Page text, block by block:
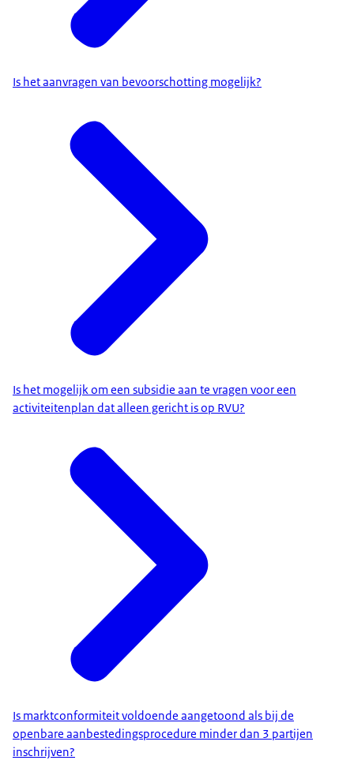
Is het aanvragen van bevoorschotting mogelijk?
Is het mogelijk om een subsidie aan te vragen voor een
activiteitenplan dat alleen gericht is op RVU?
Is marktconformiteit voldoende aangetoond als bij de
openbare aanbestedingsprocedure minder dan 3 partijen
inschrijven?